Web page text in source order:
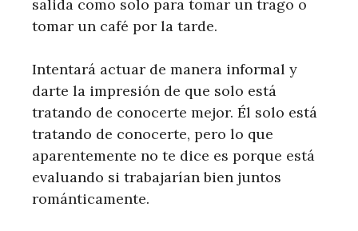
salida como solo para tomar un trago o
tomar un café por la tarde.
Intentará actuar de manera informal y
darte la impresión de que solo está
tratando de conocerte mejor. Él solo está
tratando de conocerte, pero lo que
aparentemente no te dice es porque está
evaluando si trabajarían bien juntos
románticamente.